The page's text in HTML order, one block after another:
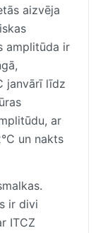
aizvēja
amplitūda ir
janvārī līdz
ar
un nakts
ir divi
ITCZ